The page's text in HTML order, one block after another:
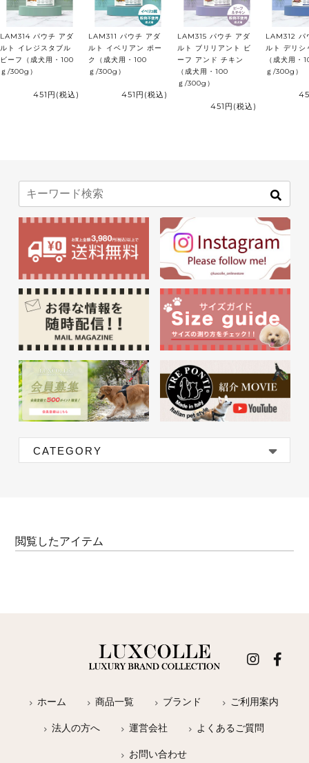
CATEGORY
LAM314 パウチ アダ
ルト イレジスタブル
ビーフ（成犬用・100
ｇ/300g）
451円 (税込)
LAM311 パウチ アダ
ルト イベリアン ポー
ク（成犬用・100
ｇ/300g）
451円 (税込)
LAM315 パウチ アダ
ルト ブリリアント ビ
ーフ アンド チキン
（成犬用・100
ｇ/300g）
451円 (税込)
LAM312 パ
ルト デリシ
（成犬用・
ｇ/300g）
閲覧したアイテム
ホーム 商品一覧 ブランド ご利用案内
法人の方へ 運営会社 よくあるご質問
お問い合わせ